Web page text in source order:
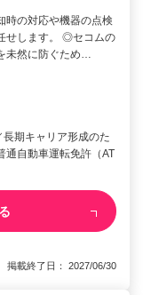
時の対応や機器の点検
せします。 ◎セコムの
未然に防ぐため…
期キャリア形成のた
自動車運転免許（AT
載終了日： 2027/06/30